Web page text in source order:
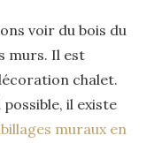
voir du bois du
murs. Il est
chalet.
il existe
muraux en